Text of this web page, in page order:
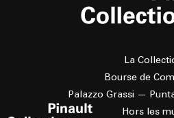
La
Bourse de
Palazzo Grassi —
Hors les